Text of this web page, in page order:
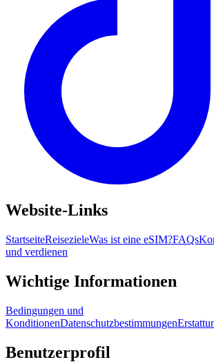
Website-Links
StartseiteReisezieleWas ist eine eSIM?FAQs
und verdienen
Wichtige Informationen
Bedingungen und
KonditionenDatenschutzbestimmungen
Benutzerprofil